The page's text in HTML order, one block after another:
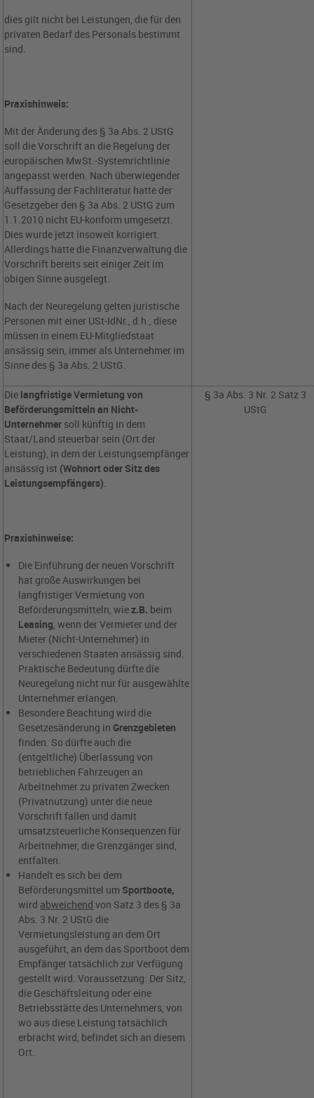
dies gilt nicht bei Leistungen, die für den
privaten Bedarf des Personals bestimmt
sind.
Praxishinweis:
Mit der Änderung des § 3a Abs. 2 UStG
soll die Vorschrift an die Regelung der
europäischen MwSt.-Systemrichtlinie
angepasst werden. Nach überwiegender
Auffassung der Fachliteratur hatte der
Gesetzgeber den § 3a Abs. 2 UStG zum
1.1.2010 nicht EU-konform umgesetzt.
Dies wurde jetzt insoweit korrigiert.
Allerdings hatte die Finanzverwaltung die
Vorschrift bereits seit einiger Zeit im
obigen Sinne ausgelegt.
Nach der Neuregelung gelten juristische
Personen mit einer USt-IdNr., d.h., diese
müssen in einem EU-Mitgliedstaat
ansässig sein, immer als Unternehmer im
Sinne des § 3a Abs. 2 UStG.
Die langfristige Vermietung von
Beförderungsmitteln an Nicht-
Unternehmer soll künftig in dem
Staat/Land steuerbar sein (Ort der
Leistung), in dem der Leistungsempfänger
ansässig ist (Wohnort oder Sitz des
Leistungsempfängers).
Praxishinweise:
Die Einführung der neuen Vorschrift
hat große Auswirkungen bei
langfristiger Vermietung von
Beförderungsmitteln, wiez.B. beim
Leasing, wenn der Vermieter und der
Mieter (Nicht-Unternehmer) in
verschiedenen Staaten ansässig sind.
Praktische Bedeutung dürfte die
Neuregelung nicht nur für ausgewählte
Unternehmer erlangen.
Besondere Beachtung wird die
Gesetzesänderung in Grenzgebieten
finden. So dürfte auch die
(entgeltliche) Überlassung von
betrieblichen Fahrzeugen an
Arbeitnehmer zu privaten Zwecken
(Privatnutzung) unter die neue
Vorschrift fallen und damit
umsatzsteuerliche Konsequenzen für
Arbeitnehmer, die Grenzgänger sind,
entfalten.
Handelt es sich bei dem
Beförderungsmittel um Sportboote,
wird abweichend von Satz 3 des § 3a
Abs. 3 Nr. 2 UStG die
Vermietungsleistung an dem Ort
ausgeführt, an dem das Sportboot dem
Empfänger tatsächlich zur Verfügung
gestellt wird. Voraussetzung: Der Sitz,
die Geschäftsleitung oder eine
Betriebsstätte des Unternehmers, von
wo aus diese Leistung tatsächlich
erbracht wird, befindet sich an diesem
Ort.
§ 3a Abs. 3 Nr. 2 Satz 3
UStG